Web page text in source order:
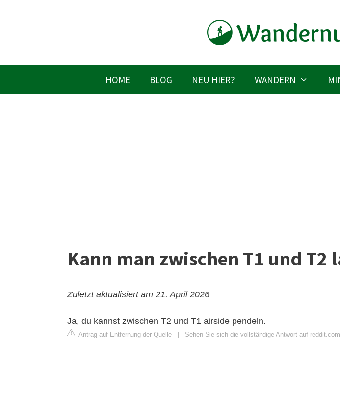
HOME BLOG NEU HIER? WANDERN
Kann man zwischen T1 und T2
Zuletzt aktualisiert am 21. April 2026
Ja, du kannst zwischen T2 und T1 airside pendeln.
Antrag auf Entfernung der Quelle Sehen Sie sich die vollständige Antwort auf